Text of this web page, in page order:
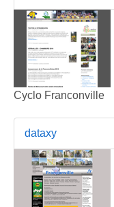
Cyclo Franconville
dataxy